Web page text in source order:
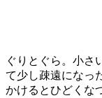
ぐりとぐら。小さ
て少し疎遠になっ
かけるとひどくな